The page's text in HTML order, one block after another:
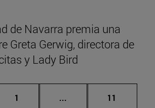
de Navarra premia una
Greta Gerwig, directora de
y Lady Bird
Página
1 ... Páginas intermedias
Página
11